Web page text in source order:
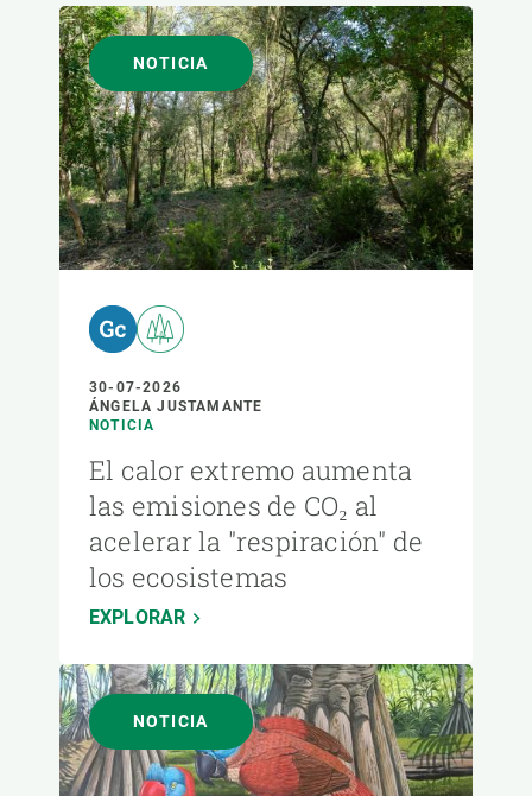
NOTICIA
30-07-2026
ÁNGELA JUSTAMANTE
NOTICIA
El calor extremo aumenta
las emisiones de CO₂ al
acelerar la "respiración" de
los ecosistemas
EXPLORAR
NOTICIA